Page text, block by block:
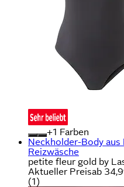
+
Farben
Neckholder-Body aus
Reizwäsche
petite fleur gold by
Aktueller Preisab
(1)